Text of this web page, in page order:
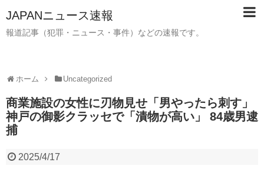
JAPANニュース速報
報道記事（犯罪・ニュース・事件）などの速報です。
ホーム Uncategorized
商業施設の女性に刃物見せ「男やったら刺す」
神戸の御影クラッセで「漬物が高い」 84歳男逮
捕
2025/4/17